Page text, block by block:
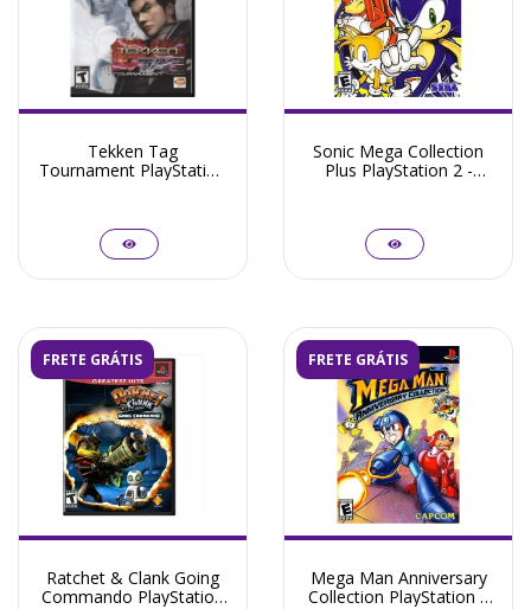
Tekken Tag
Tournament PlayStation
Sonic Mega Collection
Plus PlayStation 2 -
FRETE GRÁTIS
Ratchet & Clank Going
Commando PlayStation
FRETE GRÁTIS
Mega Man Anniversary
Collection PlayStation 2